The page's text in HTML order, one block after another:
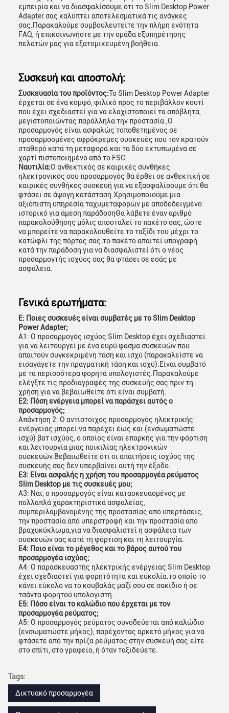
εμπειρία και να διασφαλίσουμε ότι το Slim Desktop Power
Adapter σας καλύπτει αποτελεσματικά τις ανάγκες
σας.Παρακαλούμε συμβουλευτείτε την πλήρη ενότητα
FAQ, ή επικοινωνήστε με την ομάδα εξυπηρέτησης
πελατών μας για εξατομικευμένη βοήθεια.
Συσκευή και αποστολή:
Συσκευασία του προϊόντος:Το Slim Desktop Power Adapter
έρχεται σε ένα κομψό, φιλικό προς το περιβάλλον κουτί
που έχει σχεδιαστεί για να ελαχιστοποιεί τα απόβλητα,
μεγιστοποιώντας παράλληλα την προστασία.,Ο
προσαρμογός είναι ασφαλώς τοποθετημένος σε
προσαρμοσμένες αφρόκρεμες συσκευές που τον κρατούν
σταθερό κατά τη μεταφορά.και τα δύο εκτυπωμένα σε
χαρτί πιστοποιημένο από το FSC.
Ναυτιλία:Ο ανθεκτικός σε καιρικές συνθήκες
ηλεκτρονικός σου προσαρμογός θα έρθει σε ανθεκτική σε
καιρικές συνθήκες συσκευή για να εξασφαλίσουμε ότι θα
φτάσει σε άψογη κατάσταση.Χρησιμοποιούμε μια
αξιόπιστη υπηρεσία ταχυμεταφορών με αποδεδειγμένο
ιστορικό για άμεση παράδοσηΘα λάβετε έναν αριθμό
παρακολούθησης μόλις αποσταλεί το πακέτο σας, ώστε
να μπορείτε να παρακολουθείτε το ταξίδι του μέχρι το
κατώφλι της πόρτας σας.το πακέτο απαιτεί υπογραφή
κατά την παράδοση για να διασφαλιστεί ότι ο νέος
προσαρμογτής ισχύος σας θα φτάσει σε εσάς με
ασφάλεια.
Γενικά ερωτήματα:
Ε: Ποιες συσκευές είναι συμβατές με το Slim Desktop
Power Adapter;
Α1: Ο προσαρμογός ισχύος Slim Desktop έχει σχεδιαστεί
για να λειτουργεί με ένα ευρύ φάσμα συσκευών που
απαιτούν συγκεκριμένη τάση και ισχύ (παρακαλείστε να
εισαγάγετε την πραγματική τάση και ισχύ).Είναι συμβατό
με τα περισσότερα φορητά υπολογιστές.Παρακαλούμε
ελέγξτε τις προδιαγραφές της συσκευής σας πριν τη
χρήση για να βεβαιωθείτε ότι είναι συμβατή.
Ε2: Πόση ενέργεια μπορεί να παράσχει αυτός ο
προσαρμογός;
Απάντηση 2: Ο αντίστοιχος προσαρμογός ηλεκτρικής
ενέργειας μπορεί να παρέχει έως και (ενσωματώστε
ισχύ) βατ ισχύος, ο οποίος είναι επαρκής για την φόρτιση
και λειτουργία μιας ποικιλίας ηλεκτρονικών
συσκευών.Βεβαιωθείτε ότι οι απαιτήσεις ισχύος της
συσκευής σας δεν υπερβαίνει αυτή την έξοδο.
Ε3: Είναι ασφαλής η χρήση του προσαρμογέα ρεύματος
Slim Desktop με τις συσκευές μου;
Α3: Ναι, ο προσαρμογός είναι κατασκευασμένος με
πολλαπλά χαρακτηριστικά ασφαλείας,
συμπεριλαμβανομένης της προστασίας από υπερτάσεις,
την προστασία από υπερστροφή και την προστασία από
βραχυκύκλωμα,για να διασφαλιστεί η ασφάλεια των
συσκευών σας κατά τη φόρτιση και τη λειτουργία.
Ε4: Ποιο είναι το μέγεθος και το βάρος αυτού του
προσαρμογέα ισχύος;
Α4: Ο παρασκευαστής ηλεκτρικής ενέργειας Slim Desktop
έχει σχεδιαστεί για φορητότητα και ευκολία.το οποίο το
κάνει εύκολο να το κουβαλάς μαζί σου σε σακίδιο ή σε
τσάντα φορητού υπολογιστή.
Ε5: Πόσο είναι το καλώδιο που έρχεται με τον
προσαρμογέα ρεύματος;
Α5: Ο προσαρμογός ρεύματος συνοδεύεται από καλώδιο
(ενσωματώστε μήκος), παρέχοντας αρκετό μήκος για να
φτάσετε από την πρίζα ρεύματος στην συσκευή σας.είτε
στο σπίτι, στο γραφείο, ή όταν ταξιδεύετε.
Tags:
Δικτυακό προσαρμογέα